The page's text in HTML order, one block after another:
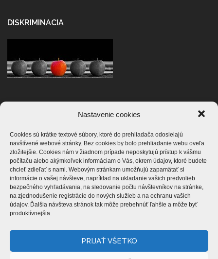
Nastavenie cookies
Cookies sú krátke textové súbory, ktoré do prehliadača odosielajú
navštívené webové stránky. Bez cookies by bolo prehliadanie webu oveľa
zložitejšie. Cookies nám v žiadnom prípade neposkytujú prístup k vášmu
počítaču alebo akýmkoľvek informáciam o Vás, okrem údajov, ktoré budete
chcieť zdieľať s nami. Webovým stránkam umožňujú zapamätať si
informácie o vašej návšteve, napríklad na ukladanie vašich predvolieb
bezpečného vyhľadávania, na sledovanie počtu návštevníkov na stránke,
na zjednodušenie registrácie do nových služieb a na ochranu vašich
údajov. Ďalšia návšteva stránok tak môže prebehnúť ľahšie a môže byť
produktívnejšia.
PRIJAŤ VŠETKO
DISKRIMINACIA
ZASTAVME NÁSILIE